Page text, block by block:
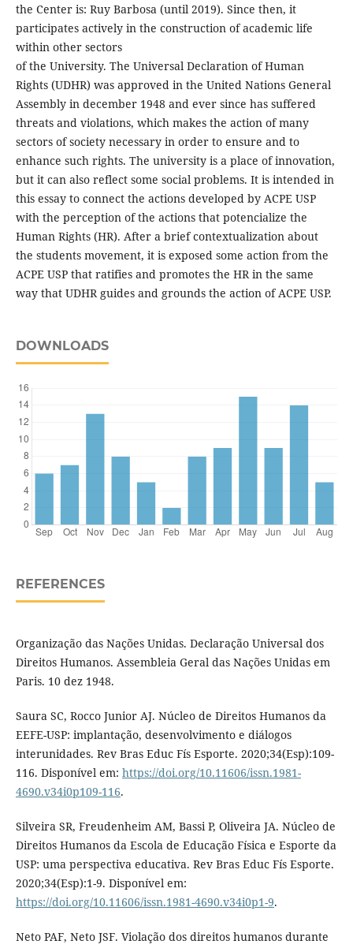
the Center is: Ruy Barbosa (until 2019). Since then, it
participates actively in the construction of academic life
within other sectors
of the University. The Universal Declaration of Human
Rights (UDHR) was approved in the United Nations General
Assembly in december 1948 and ever since has suffered
threats and violations, which makes the action of many
sectors of society necessary in order to ensure and to
enhance such rights. The university is a place of innovation,
but it can also reflect some social problems. It is intended in
this essay to connect the actions developed by ACPE USP
with the perception of the actions that potencialize the
Human Rights (HR). After a brief contextualization about
the students movement, it is exposed some action from the
ACPE USP that ratifies and promotes the HR in the same
way that UDHR guides and grounds the action of ACPE USP.
DOWNLOADS
REFERENCES
Organização das Nações Unidas. Declaração Universal dos
Direitos Humanos. Assembleia Geral das Nações Unidas em
Paris. 10 dez 1948.
Saura SC, Rocco Junior AJ. Núcleo de Direitos Humanos da
EEFE-USP: implantação, desenvolvimento e diálogos
interunidades. Rev Bras Educ Fís Esporte. 2020;34(Esp):109-
116. Disponível em: https://doi.org/10.11606/issn.1981-
4690.v34i0p109-116.
Silveira SR, Freudenheim AM, Bassi P, Oliveira JA. Núcleo de
Direitos Humanos da Escola de Educação Física e Esporte da
USP: uma perspectiva educativa. Rev Bras Educ Fís Esporte.
2020;34(Esp):1-9. Disponível em:
https://doi.org/10.11606/issn.1981-4690.v34i0p1-9.
Neto PAF, Neto JSF. Violação dos direitos humanos durante